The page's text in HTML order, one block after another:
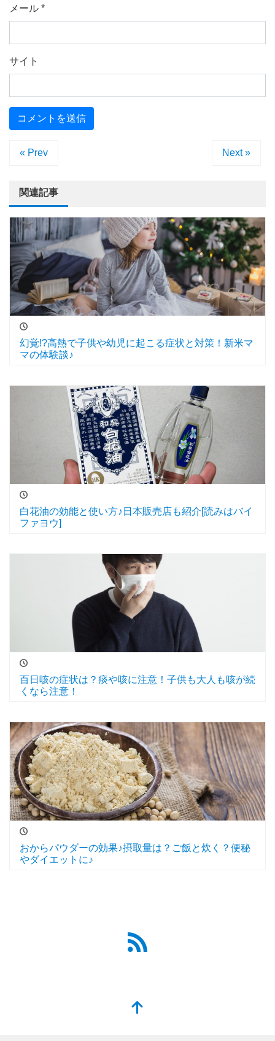
メール *
サイト
« Prev Next »
関連記事
幻覚!?高熱で子供や幼児に起こる症状と対策！新米マ
マの体験談♪
白花油の効能と使い方♪日本販売店も紹介[読みはバイ
ファヨウ]
百日咳の症状は？痰や咳に注意！子供も大人も咳が続
くなら注意！
おからパウダーの効果♪摂取量は？ご飯と炊く？便秘
やダイエットに♪